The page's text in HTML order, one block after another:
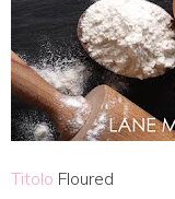
Titolo Floured